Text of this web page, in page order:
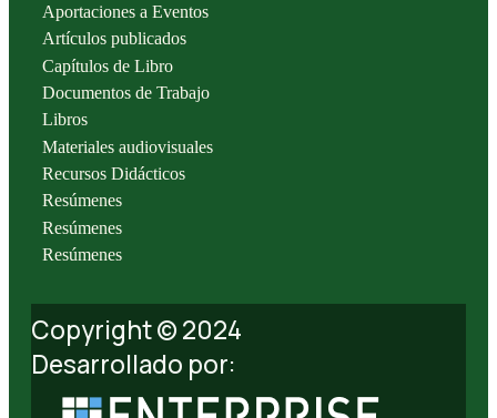
Aportaciones a Eventos
Artículos publicados
Capítulos de Libro
Documentos de Trabajo
Libros
Materiales audiovisuales
Recursos Didácticos
Resúmenes
Resúmenes
Resúmenes
Copyright © 2024
Desarrollado por: